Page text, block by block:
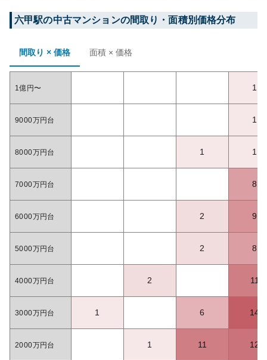
六甲駅の中古マンションの間取り・面積別価格分布
間取り × 価格 面積 × 価格
1億円〜 1
9000万円台 1
8000万円台 1 1
7000万円台 8
6000万円台 2 9
5000万円台 2 8
4000万円台 2 11
3000万円台 1 6 14
2000万円台 1 11 12